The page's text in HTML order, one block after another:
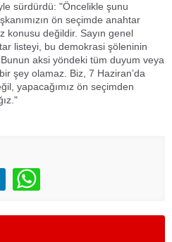
sürdürdü: "Öncelikle şunu
ön seçimde anahtar
konusu değildir. Sayın genel
listeyi, bu demokrasi şöleninin
aksi yöndeki tüm duyum veya
şey olamaz. Biz, 7 Haziran’da
yapacağımız ön seçimden